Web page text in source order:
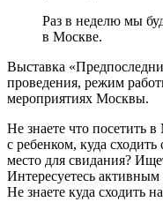
Раз в неделю мы
в Москве.
Выставка
проведения, режим
мероприятиях Москвы.
Не знаете что посетить
с ребенком, куда
место для свидания?
Интересуетесь
Не знаете куда сходить